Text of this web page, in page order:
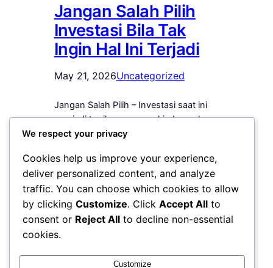
Jangan Salah Pilih
Investasi Bila Tak
Ingin Hal Ini Terjadi
May 21, 2026Uncategorized
Jangan Salah Pilih – Investasi saat ini
menjadi topik yang semakin banyak
dibicarakan, terutama di kalangan anak
sadar pentingnya mempersiapkan
masa depan finansial. Namun di balik
banyaknya peluang investasi yang
terlihat menggiurkan, ternyata tidak
semuanya benar-benar aman dan
menguntungkan. Tidak sedikit orang
memilih instrumen…
We respect your privacy
Cookies help us improve your experience,
deliver personalized content, and analyze
traffic. You can choose which cookies to allow
by clicking Customize. Click Accept All to
consent or Reject All to decline non-essential
cookies.
Customize